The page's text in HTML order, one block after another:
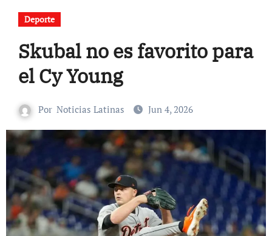
Deporte
Skubal no es favorito para
el Cy Young
Por Noticias Latinas Jun 4, 2026